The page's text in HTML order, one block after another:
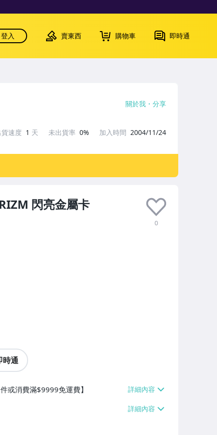
登入 賣東西 購物車 即時通
閃亮金屬卡
0
時通
或消費滿$9999免運費】
關於我 分享
速度 1 天 未出貨率 0% 加入時間 2004/11/24